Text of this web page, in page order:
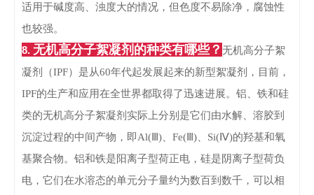
适用于碱度高、浊度大的情况，但色度不易除净，腐蚀性
也较强。
8. 无机高分子絮凝剂的种类有哪些？ 无机高分子絮
凝剂（IPF）是从60年代起发展起来的新型絮凝剂，目前，
IPF的生产和应用在全世界都取得了迅速进展。 铝、铁和硅
类的无机高分子絮凝剂实际上分别是它们由水解、溶胶到
沉淀过程的中间产物，即Al(Ⅲ)、Fe(Ⅲ)、Si(Ⅳ)的羟基和氧
基聚合物。 铝和铁是阳离子型荷正电，硅是阴离子型荷负
电，它们在水溶态的单元分子量约为数百到数千，可以相